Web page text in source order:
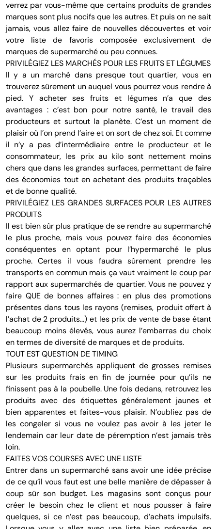
verrez par vous-même que certains produits de grandes
marques sont plus nocifs que les autres. Et puis on ne sait
jamais, vous allez faire de nouvelles découvertes et voir
votre liste de favoris composée exclusivement de
marques de supermarché ou peu connues.
PRIVILÉGIEZ LES MARCHÉS POUR LES FRUITS ET LÉGUMES
Il y a un marché dans presque tout quartier, vous en
trouverez sûrement un auquel vous pourrez vous rendre à
pied. Y acheter ses fruits et légumes n’a que des
avantages : c’est bon pour notre santé, le travail des
producteurs et surtout la planète. C’est un moment de
plaisir où l’on prend l’aire et on sort de chez soi. Et comme
il n’y a pas d’intermédiaire entre le producteur et le
consommateur, les prix au kilo sont nettement moins
chers que dans les grandes surfaces, permettant de faire
des économies tout en achetant des produits traçables
et de bonne qualité.
PRIVILÉGIEZ LES GRANDES SURFACES POUR LES AUTRES
PRODUITS
Il est bien sûr plus pratique de se rendre au supermarché
le plus proche, mais vous pouvez faire des économies
conséquentes en optant pour l’hypermarché le plus
proche. Certes il vous faudra sûrement prendre les
transports en commun mais ça vaut vraiment le coup par
rapport aux supermarchés de quartier. Vous ne pouvez y
faire QUE de bonnes affaires : en plus des promotions
présentes dans tous les rayons (remises, produit offert à
l’achat de 2 produits…) et les prix de vente de base étant
beaucoup moins élevés, vous aurez l’embarras du choix
en termes de diversité de marques et de produits.
TOUT EST QUESTION DE TIMING
Plusieurs supermarchés appliquent de grosses remises
sur les produits frais en fin de journée pour qu’ils ne
finissent pas à la poubelle. Une fois dedans, retrouvez les
produits avec des étiquettes généralement jaunes et
bien apparentes et faites-vous plaisir. N’oubliez pas de
les congeler si vous ne voulez pas avoir à les jeter le
lendemain car leur date de péremption n’est jamais très
loin.
FAITES VOS COURSES AVEC UNE LISTE
Entrer dans un supermarché sans avoir une idée précise
de ce qu’il vous faut est une belle manière de dépasser à
coup sûr son budget. Les magasins sont conçus pour
créer le besoin chez le client et nous pousser à faire
quelques, si ce n’est pas beaucoup, d’achats impulsifs.